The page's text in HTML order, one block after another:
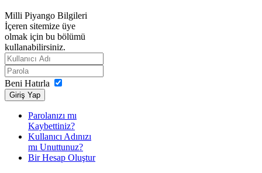
Milli Piyango Bilgileri
İçeren sitemize üye
olmak için bu bölümü
kullanabilirsiniz.
Beni Hatırla
Giriş Yap
Parolanızı mı
Kaybettiniz?
Kullanıcı Adınızı
mı Unuttunuz?
Bir Hesap Oluştur